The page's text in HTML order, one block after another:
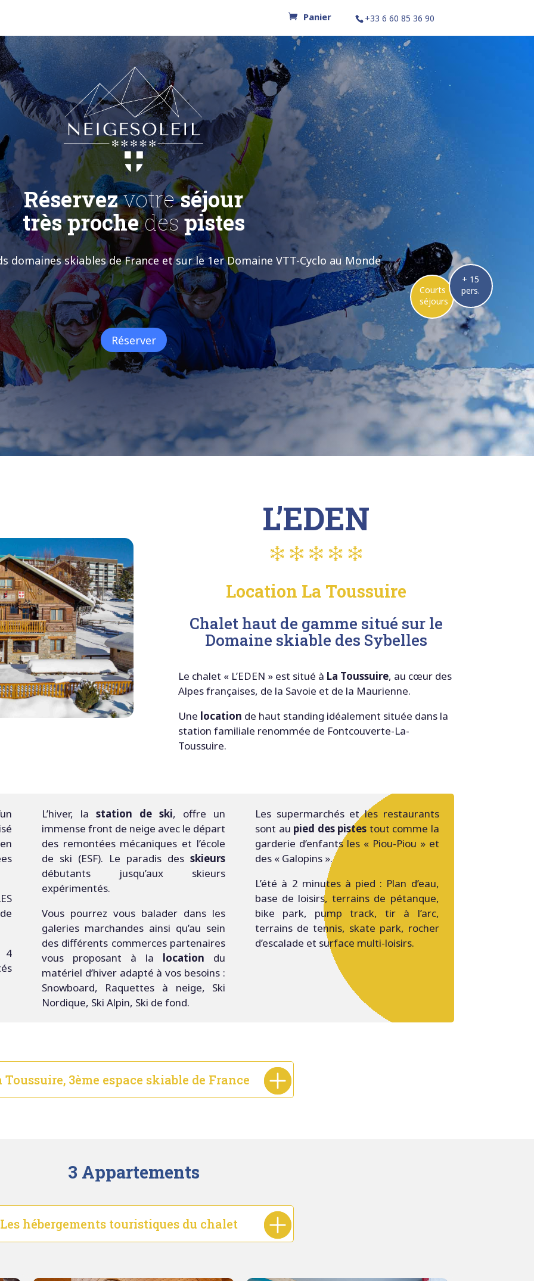
+33 6 60 85 36 90
Réservezvotreséjour
très prochedespistes
domaines skiables de France et sur le 1er Domaine VTT-Cyclo au Monde
Courts
séjours
+ 15
pers.
Réserver
L’EDEN
Location La Toussuire
Chalet haut de gamme situé sur le
Domaine skiable des Sybelles
Le chalet « L’EDEN » est situé à La Toussuire, au cœur des
Alpes françaises, de la Savoie et de la Maurienne.
Une location de haut standing idéalement située dans la
station familiale renommée de Fontcouverte-La-
Toussuire.
4
L’hiver, la station de ski, offre un
immense front de neige avec le départ
des remontées mécaniques et l’école
de ski (ESF). Le paradis desskieurs
débutants jusqu’aux skieurs
expérimentés.
Vous pourrez vous balader dans les
galeries marchandes ainsi qu’au sein
des différents commerces partenaires
vous proposant à la location du
matériel d’hiver adapté à vos besoins :
Snowboard, Raquettes à neige, Ski
Nordique, Ski Alpin, Ski de fond.
Les supermarchés et les restaurants
sont au pied des pistes tout comme la
garderie d’enfants les « Piou-Piou » et
des « Galopins ».
L’été à 2 minutes à pied : Plan d’eau,
base de loisirs, terrains de pétanque,
bike park, pump track, tir à l’arc,
terrains de tennis, skate park, rocher
d’escalade et surface multi-loisirs.
Toussuire, 3ème espace skiable de France
3 Appartements
Les hébergements touristiques du chalet